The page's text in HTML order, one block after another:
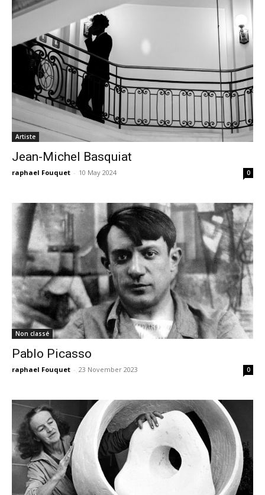
Artiste
Jean-Michel Basquiat
raphael Fouquet - 10 May 2024 0
Non classé
Pablo Picasso
raphael Fouquet - 23 November 2023 0